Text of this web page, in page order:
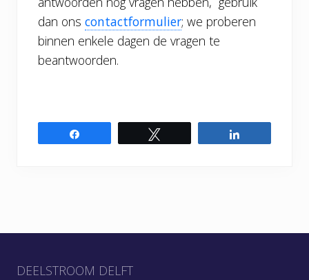
dan ons contactformulier; we proberen
binnen enkele dagen de vragen te
beantwoorden.
DEELSTROOM DELFT